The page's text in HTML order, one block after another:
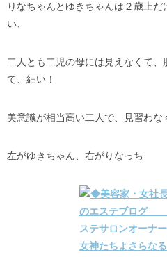
りなちゃんとゆきちゃんは２歳上
い、
二人とも二児の母には見えなくて、
て、細い！
美意識が相当高い二人で、見習わな
左がゆきちゃん、右がりなっち